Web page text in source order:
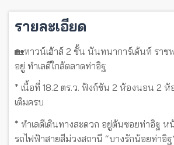
รายละเอียด
🏡ทาวน์เฮ้าส์ 2 ชั้น นันทนาการ์เด้นท์ รา
อยู่ ทำเลดีใกล้ตลาดท่าอิฐ
* เนื้อที่ 18.2 ตร.ว. ฟังก์ชัน 2 ห้องนอน 2 ห้
เติมครบ
* ทำเลดีเดินทางสะดวก อยู่ต้นซอยท่าอิฐ ห
รถไฟฟ้าสายสีม่วงสถานี “บางรักน้อยท่าอิ